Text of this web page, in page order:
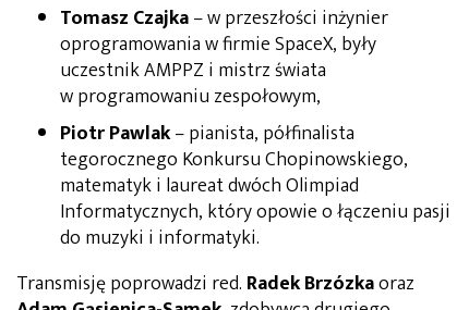
Tomasz Czajka– w przeszłości inżynier
oprogramowania w firmie SpaceX, były
uczestnik AMPPZ i mistrz świata
w programowaniu zespołowym,
Piotr Pawlak– pianista, półfinalista
tegorocznego Konkursu Chopinowskiego,
matematyk i laureat dwóch Olimpiad
Informatycznych, który opowie o łączeniu pasji
do muzyki i informatyki.
Transmisję poprowadzi red. Radek Brzózkaoraz